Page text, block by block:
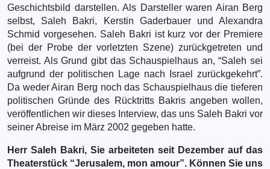
Geschichtsbild darstellen. Als Darsteller waren Airan Berg
selbst, Saleh Bakri, Kerstin Gaderbauer und Alexandra
Schmid vorgesehen. Saleh Bakri ist kurz vor der Premiere
(bei der Probe der vorletzten Szene) zurückgetreten und
verreist. Als Grund gibt das Schauspielhaus an, “Saleh sei
aufgrund der politischen Lage nach Israel zurückgekehrt”.
Da weder Airan Berg noch das Schauspielhaus die tieferen
politischen Gründe des Rücktritts Bakris angeben wollen,
veröffentlichen wir dieses Interview, das uns Saleh Bakri vor
seiner Abreise im März 2002 gegeben hatte.
Herr Saleh Bakri, Sie arbeiteten seit Dezember auf das
Theaterstück “Jerusalem, mon amour”. Können Sie uns